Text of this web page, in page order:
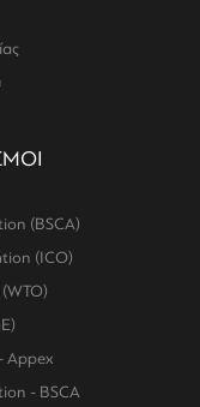
(BSCA)
(ICO)
Appex
- BSCA